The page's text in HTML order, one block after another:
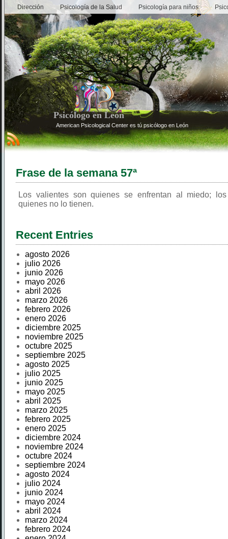
Dirección Psicología de la Salud Psicología para niños
Psicólogo en León
American Psicological Center es tú psicólogo en León
Frase de la semana 57ª
Los valientes son quienes se enfrentan al miedo; los
quienes no lo tienen.
Recent Entries
agosto 2026
julio 2026
junio 2026
mayo 2026
abril 2026
marzo 2026
febrero 2026
enero 2026
diciembre 2025
noviembre 2025
octubre 2025
septiembre 2025
agosto 2025
julio 2025
junio 2025
mayo 2025
abril 2025
marzo 2025
febrero 2025
enero 2025
diciembre 2024
noviembre 2024
octubre 2024
septiembre 2024
agosto 2024
julio 2024
junio 2024
mayo 2024
abril 2024
marzo 2024
febrero 2024